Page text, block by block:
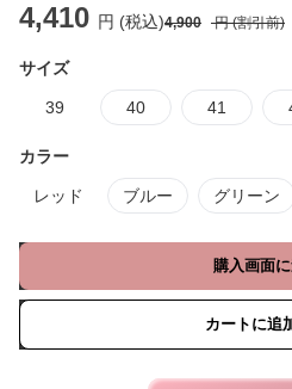
4,410 円 (税込)4,900 円 (割引前)
サイズ
39 40 41
カラー
レッド ブルー グリーン
購入画面
カートに追